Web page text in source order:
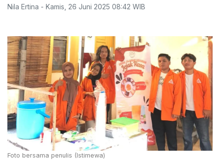
Nila Ertina - Kamis 26 Juni 2025 08:42 WIB
Foto bersama penulis (Istimewa)